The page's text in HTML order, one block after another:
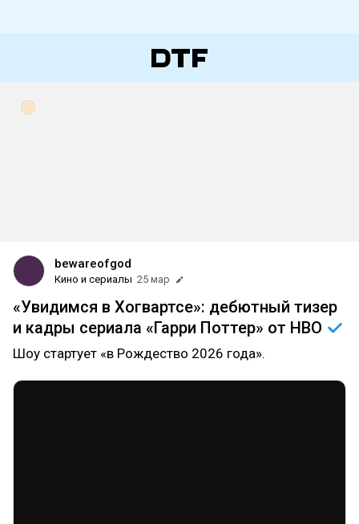
bewareofgod
Кино и сериалы 25 мар
«Увидимся в Хогвартсе»: дебютный тизер
и кадры сериала «Гарри Поттер» от HBO
Шоу стартует «в Рождество 2026 года».